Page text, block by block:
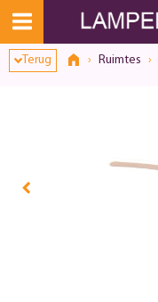
Terug Ruimtes